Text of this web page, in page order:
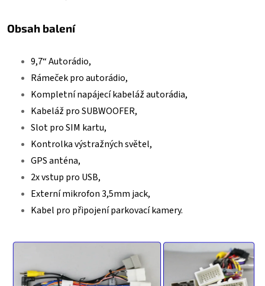
Obsah balení
9,7“ Autorádio,
Rámeček pro autorádio,
Kompletní napájecí kabeláž autorádia,
Kabeláž pro SUBWOOFER,
Slot pro SIM kartu,
Kontrolka výstražných světel,
GPS anténa,
2x vstup pro USB,
Externí mikrofon 3,5mm jack,
Kabel pro připojení parkovací kamery.